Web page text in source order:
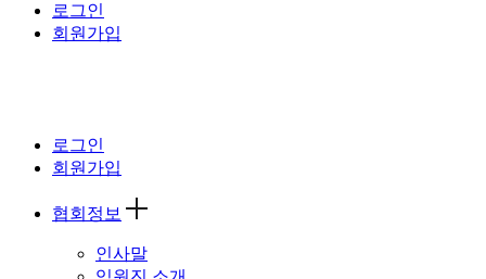
로그인
회원가입
로그인
회원가입
협회정보
인사말